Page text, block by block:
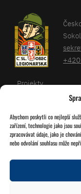
Abychom poskytli co nejlepší
zařízení, technologie jako jsou
zpracovávat údaje, jako je
nebo odvolání souhlasu může
Sledujte nás!
Projekty
Kalendář
O nás